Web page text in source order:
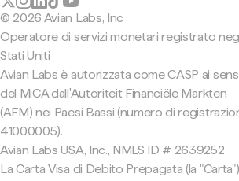
© 2026 Avian Labs, Inc
Operatore di servizi monetari registrato
Stati Uniti
Avian Labs è autorizzata come CASP ai
del MiCA dall'Autoriteit Financiële Markten
(AFM) nei Paesi Bassi (numero di
41000005).
Avian Labs USA, Inc., NMLS ID # 2639252
La Carta Visa di Debito Prepagata (la